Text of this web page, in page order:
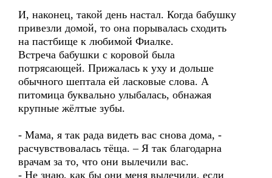
И, наконец, такой день настал. Когда бабушку
привезли домой, то она порывалась сходить
на пастбище к любимой Фиалке.
Встреча бабушки с коровой была
потрясающей. Прижалась к уху и дольше
обычного шептала ей ласковые слова. А
питомица буквально улыбалась, обнажая
крупные жёлтые зубы.
- Мама, я так рада видеть вас снова дома, -
расчувствовалась тёща. – Я так благодарна
врачам за то, что они вылечили вас.
- Не знаю, как бы они меня вылечили, если